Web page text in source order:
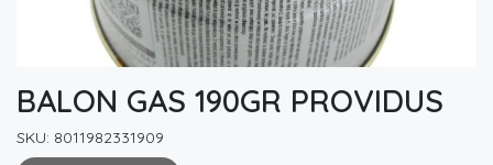
BALON GAS 190GR PROVIDUS
SKU: 8011982331909